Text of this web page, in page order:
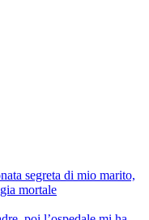
segreta di mio marito,
mortale